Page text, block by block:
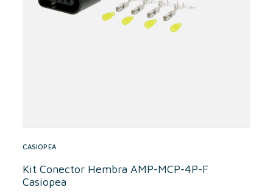
CASIOPEA
Kit Conector Hembra AMP-MCP-4P-F
Casiopea